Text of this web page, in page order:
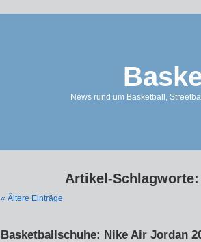
News rund um Basketball,
Artikel-Schlagworte:
« Ältere Einträge
Basketballschuhe: Nike Air Jordan